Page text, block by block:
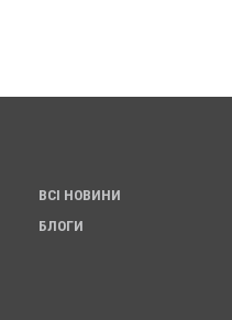
ВСІ НОВИНИ
БЛОГИ